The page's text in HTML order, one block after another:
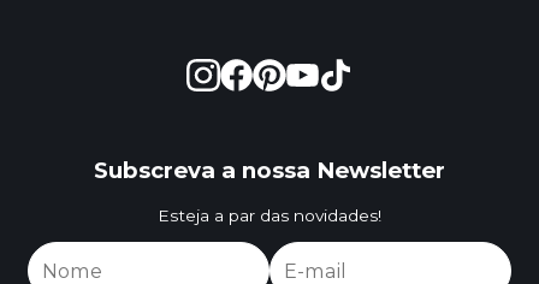
Subscreva a nossa Newsletter
Esteja a par das novidades!